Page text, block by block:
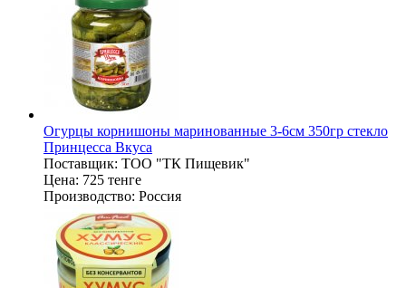
Огурцы корнишоны маринованные 3-6см 350гр стекло
Принцесса Вкуса
Поставщик: ТОО "ТК Пищевик"
Цена: 725 тенге
Производство: Россия